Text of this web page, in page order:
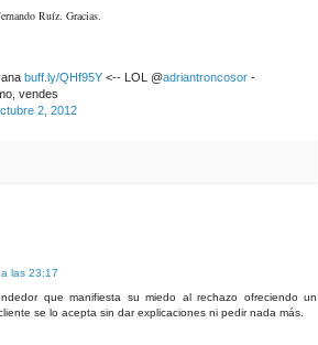
Ruíz. Gracias.
buff.ly/QHf95Y <-- LOL @adriantroncosor -
vendes
2, 2012
las 23:17
que manifiesta su miedo al rechazo ofreciendo un
se lo acepta sin dar explicaciones ni pedir nada más.